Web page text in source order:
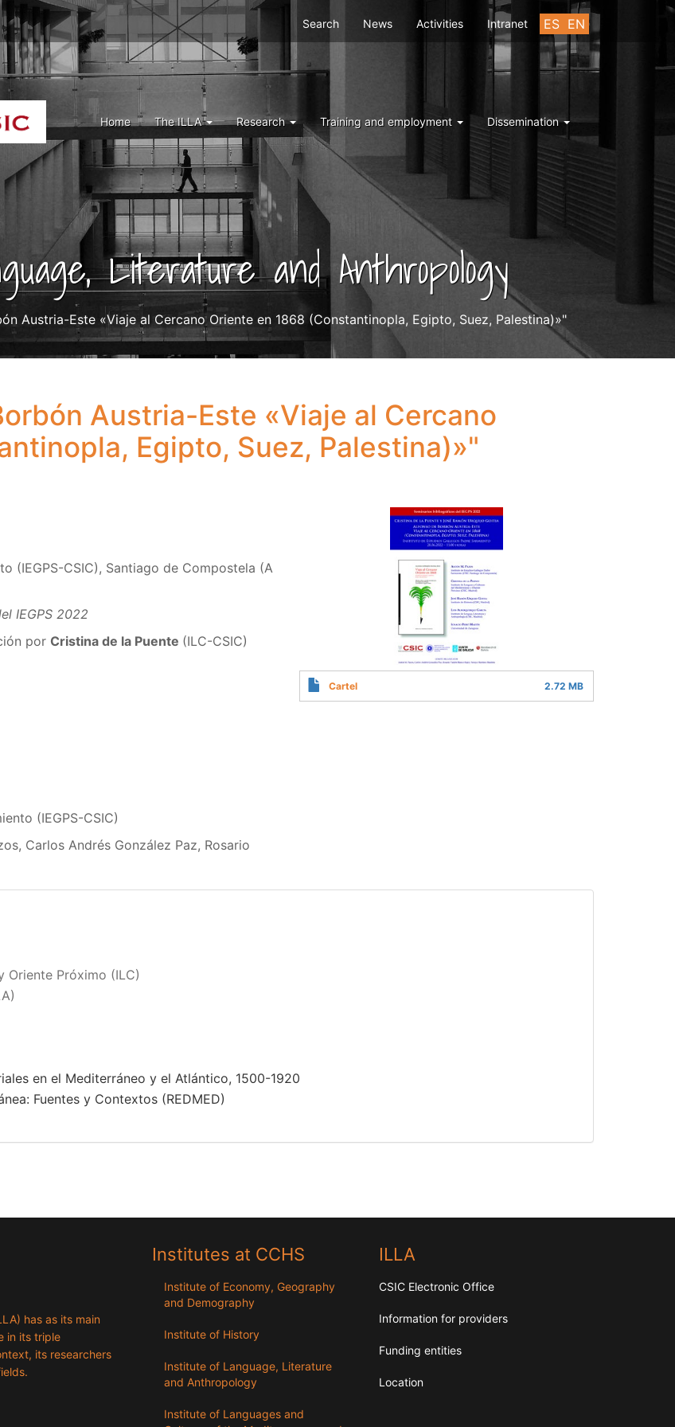
ES EN
Menu
right
ILLA
Search News Activities Intranet
Home The ILLA Research Training and employment Dissemination
Literature and Anthropology
Austria-Este «Viaje al Cercano Oriente en 1868 (Constantinopla, Egipto, Suez, Palestina)»"
Austria-Este «Viaje al Cercano
Egipto, Suez, Palestina)»"
(IEGPS-CSIC), Santiago de Compostela (A
IEGPS 2022
por Cristina de la Puente (ILC-CSIC)
(IEGPS-CSIC)
Carlos Andrés González Paz, Rosario
Cartel 2.72 MB
Oriente Próximo (ILC)
en el Mediterráneo y el Atlántico, 1500-1920
Fuentes y Contextos (REDMED)
has as its main
in its triple
its researchers
Institutes at CCHS
Institute of Economy, Geography
and Demography
Institute of History
Institute of Language, Literature
and Anthropology
Institute of Languages ​​and
ILLA
CSIC Electronic Office
Information for providers
Funding entities
Location